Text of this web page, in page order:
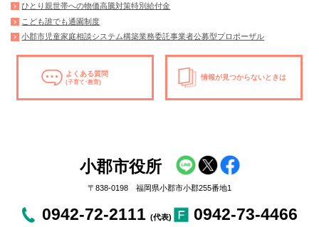
ひとり親世帯への物価高騰対策特別給付金
こども誰でも通園制度
小郡市児童家庭相談システム構築業務委託事業者公募型プロポーザル
よくある質問
(子育て･教育)
情報が見つからないときは
小郡市役所
〒838-0198 福岡県小郡市小郡255番地1
0942-72-2111 (代表) 0942-73-4466